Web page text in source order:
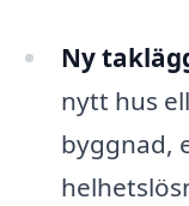
Ny
nytt hus
byggnad,